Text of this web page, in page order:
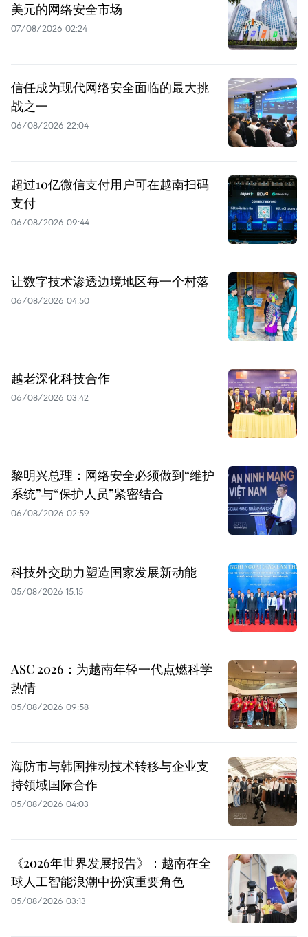
美元的网络安全市场
07/08/2026 02:24
信任成为现代网络安全面临的最大挑
战之一
06/08/2026 22:04
超过10亿微信支付用户可在越南扫码
支付
06/08/2026 09:44
让数字技术渗透边境地区每一个村落
06/08/2026 04:50
越老深化科技合作
06/08/2026 03:42
黎明兴总理：网络安全必须做到“维护
系统”与“保护人员”紧密结合
06/08/2026 02:59
科技外交助力塑造国家发展新动能
05/08/2026 15:15
ASC 2026：为越南年轻一代点燃科学
热情
05/08/2026 09:58
海防市与韩国推动技术转移与企业支
持领域国际合作
05/08/2026 04:03
《2026年世界发展报告》：越南在全
球人工智能浪潮中扮演重要角色
05/08/2026 03:13